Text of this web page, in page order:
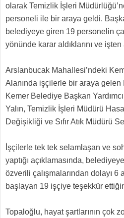
olarak Temizlik İşleri
personeli ile bir araya geldi.
belediyeye giren 19 personelin
yönünde karar aldıklarını ve
Arslanbucak Mahallesi’ndeki
Alanında işçilerle bir araya gelen
Kemer Belediye Başkan
Yalın, Temizlik İşleri Müdürü
Değişikliği ve Sıfır Atık Müdürü
İşçilerle tek tek selamlaşan ve
yaptığı açıklamasında,
özverili çalışmalarından dolayı
başlayan 19 işçiye teşekkür
Topaloğlu, hayat şartlarının çok